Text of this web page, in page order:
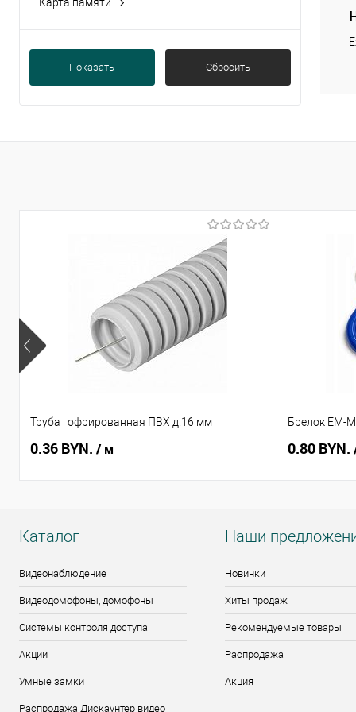
Слот для MicroSD
Показать Сбросить
Труба гофрированная ПВХ д.16 мм
0.36 BYN. / м
Брелок EM-
0.80 BYN.
Каталог
Видеонаблюдение
Видеодомофоны, домофоны
Системы контроля доступа
Акции
Умные замки
Распродажа Дискаунтер видео
Наши
Новинки
Хиты продаж
Рекомендуемые товары
Распродажа
Акция